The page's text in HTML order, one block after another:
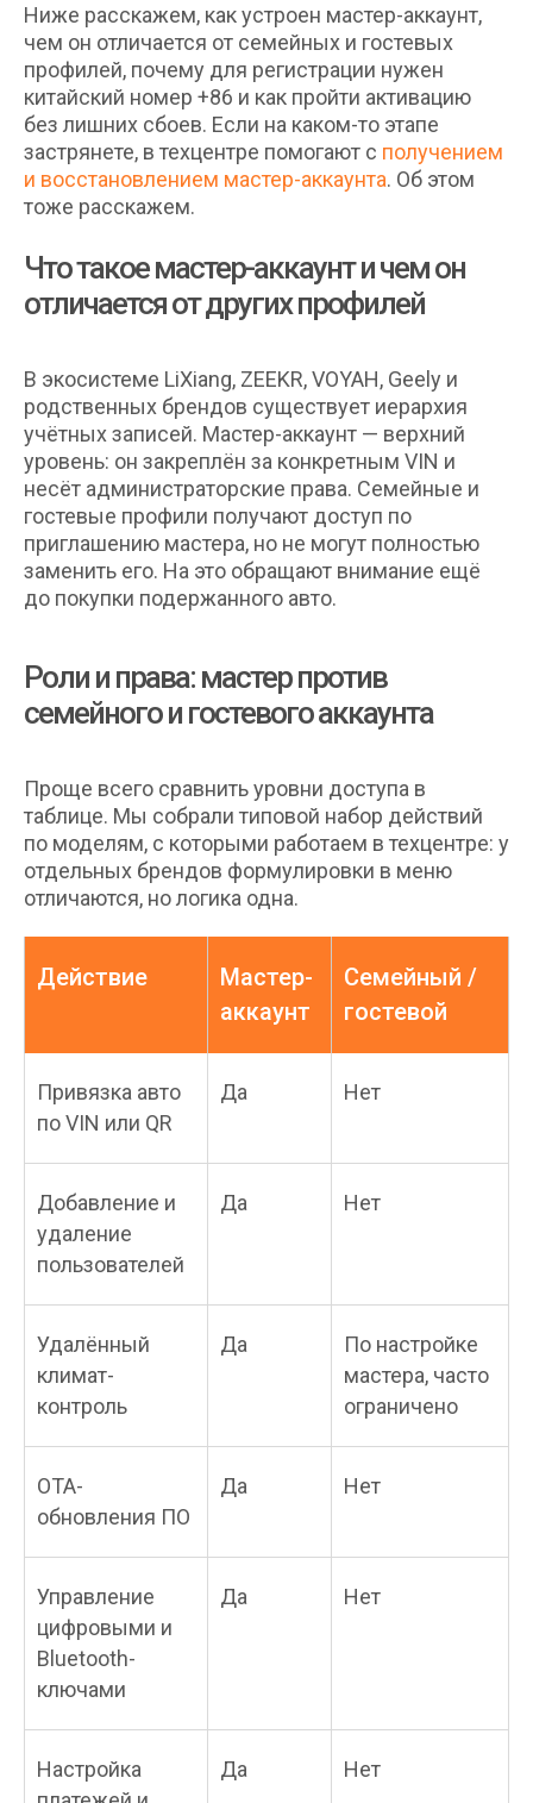
Ниже расскажем, как устроен мастер-аккаунт,
чем он отличается от семейных и гостевых
профилей, почему для регистрации нужен
китайский номер +86 и как пройти активацию
без лишних сбоев. Если на каком-то этапе
застрянете, в техцентре помогают с получением
и восстановлением мастер-аккаунта. Об этом
тоже расскажем.
Что такое мастер-аккаунт и чем он
отличается от других профилей
В экосистеме LiXiang, ZEEKR, VOYAH, Geely и
родственных брендов существует иерархия
учётных записей. Мастер-аккаунт — верхний
уровень: он закреплён за конкретным VIN и
несёт администраторские права. Семейные и
гостевые профили получают доступ по
приглашению мастера, но не могут полностью
заменить его. На это обращают внимание ещё
до покупки подержанного авто.
Роли и права: мастер против
семейного и гостевого аккаунта
Проще всего сравнить уровни доступа в
таблице. Мы собрали типовой набор действий
по моделям, с которыми работаем в техцентре: у
отдельных брендов формулировки в меню
отличаются, но логика одна.
Действие
Мастер-
аккаунт
Семейный /
гостевой
Привязка авто
по VIN или QR
Да Нет
Добавление и
удаление
пользователей
Да Нет
Удалённый
климат-
контроль
Да
По настройке
мастера, часто
ограничено
OTA-
обновления ПО
Да Нет
Управление
цифровыми и
Bluetooth-
ключами
Да Нет
Настройка
Да Нет